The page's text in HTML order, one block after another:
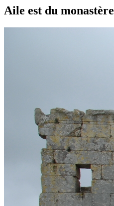
Aile est du monastère